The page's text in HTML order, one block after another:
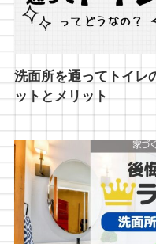
洗面所を通ってトイレ
ットとメリット